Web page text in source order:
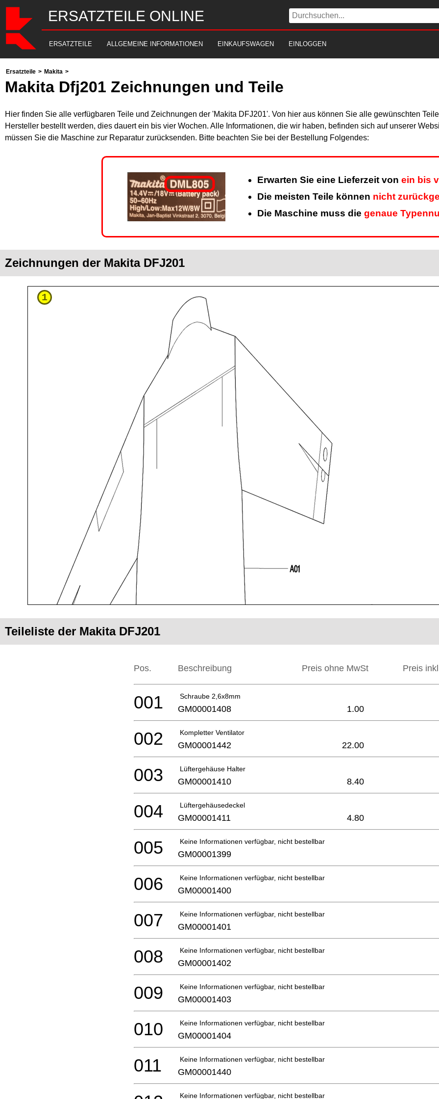
ERSATZTEILE ONLINE
ERSATZTEILE ALLGEMEINE INFORMATIONEN EINKAUFSWAGEN EINLOGGEN
Ersatzteile > Makita >
Makita Dfj201 Zeichnungen und Teile
Hier finden Sie alle verfügbaren Teile und Zeichnungen der 'Makita DFJ201'. Von hier aus können Sie alle gewünschten
Hersteller bestellt werden, dies dauert ein bis vier Wochen. Alle Informationen, die wir haben, befinden sich auf unserer
müssen Sie die Maschine zur Reparatur zurücksenden. Bitte beachten Sie bei der Bestellung Folgendes:
Erwarten Sie eine Lieferzeit von ein bis
Die meisten Teile können nicht
Die Maschine muss die genaue
Zeichnungen der Makita DFJ201
1
Teileliste der Makita DFJ201
Pos. Beschreibung Preis ohne MwSt Preis
Schraube 2,6x8mm
001 GM00001408 1.00
Kompletter Ventilator
002 GM00001442 22.00
Lüftergehäuse Halter
003 GM00001410 8.40
Lüftergehäusedeckel
004 GM00001411 4.80
Keine Informationen verfügbar, nicht bestellbar
005 GM00001399
Keine Informationen verfügbar, nicht bestellbar
006 GM00001400
Keine Informationen verfügbar, nicht bestellbar
007 GM00001401
Keine Informationen verfügbar, nicht bestellbar
008 GM00001402
Keine Informationen verfügbar, nicht bestellbar
009 GM00001403
Keine Informationen verfügbar, nicht bestellbar
010 GM00001404
Keine Informationen verfügbar, nicht bestellbar
011 GM00001440
Keine Informationen verfügbar, nicht bestellbar